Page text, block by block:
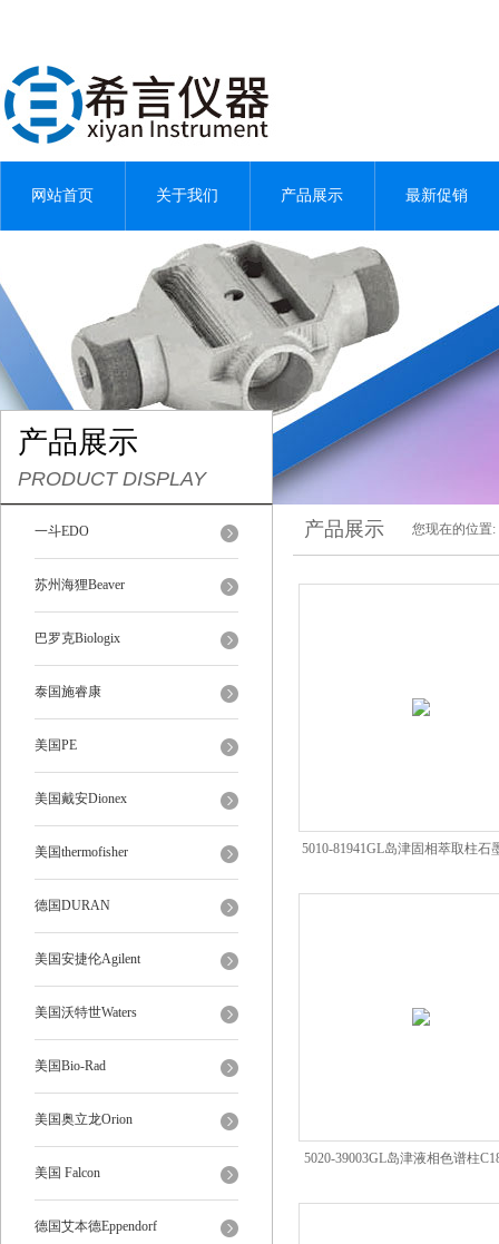
网站首页 关于我们 产品展示 最新促销
产品展示
PRODUCT DISPLAY
一斗EDO
苏州海狸Beaver
巴罗克Biologix
泰国施睿康
美国PE
美国戴安Dionex
美国thermofisher
德国DURAN
美国安捷伦Agilent
美国沃特世Waters
美国Bio-Rad
美国奥立龙Orion
美国 Falcon
德国艾本德Eppendorf
产品展示 您现在的位置:
5010-81941GL岛津固相萃取柱石
5020-39003GL岛津液相色谱柱